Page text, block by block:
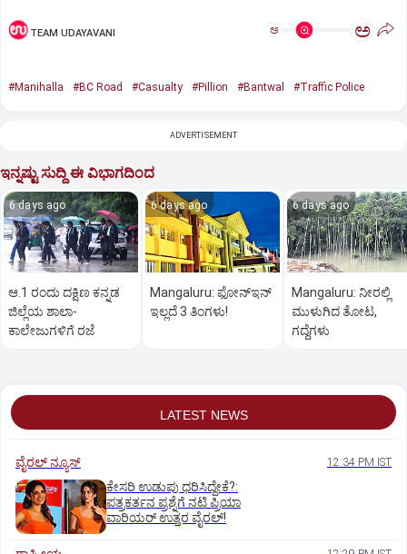
TEAM UDAYAVANI ಅ ಅ
#Manihalla #BC Road #Casualty #Pillion #Bantwal #Traffic Police
ADVERTISEMENT
ಇನ್ನಷ್ಟು ಸುದ್ದಿ ಈ ವಿಭಾಗದಿಂದ
6 days ago
ಆ.1 ರಂದು ದಕ್ಷಿಣ ಕನ್ನಡ
ಜಿಲ್ಲೆಯ ಶಾಲಾ-
ಕಾಲೇಜುಗಳಿಗೆ ರಜೆ
6 days ago
Mangaluru: ಫೋನ್‌ಇನ್‌
ಇಲ್ಲದೆ 3 ತಿಂಗಳು!
6 days ago
Mangaluru: ನೀರಲ್ಲಿ
ಮುಳುಗಿದ ತೋಟ,
ಗದ್ದೆಗಳು
LATEST NEWS
ವೈರಲ್ ನ್ಯೂಸ್ 12:34 PM IST
ಕೇಸರಿ ಉಡುಪು ಧರಿಸಿದ್ದೇಕೆ?:
ಪತ್ರಕರ್ತನ ಪ್ರಶ್ನೆಗೆ ನಟಿ ಪ್ರಿಯಾ
ವಾರಿಯರ್ ಉತ್ತರ ವೈರಲ್!